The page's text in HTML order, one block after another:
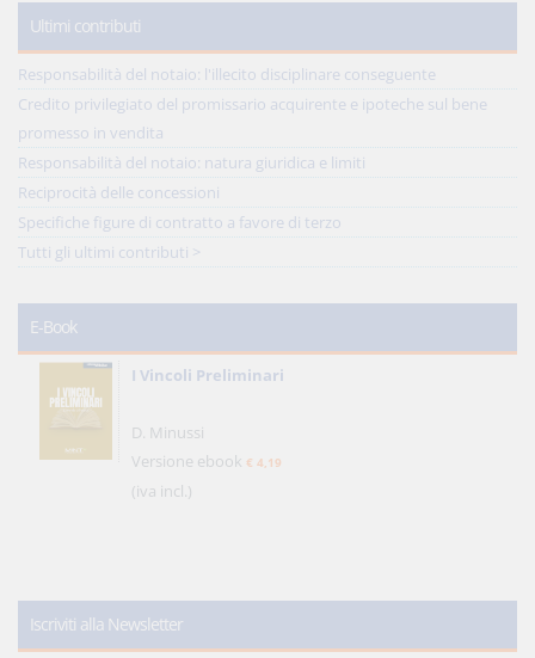
Ultimi contributi
Responsabilità del notaio: l'illecito disciplinare conseguente
Credito privilegiato del promissario acquirente e ipoteche sul bene
promesso in vendita
Responsabilità del notaio: natura giuridica e limiti
Reciprocità delle concessioni
Specifiche figure di contratto a favore di terzo
Tutti gli ultimi contributi >
E-Book
I Vincoli Preliminari
D. Minussi
Versione ebook € 4,19
(iva incl.)
Iscriviti alla Newsletter